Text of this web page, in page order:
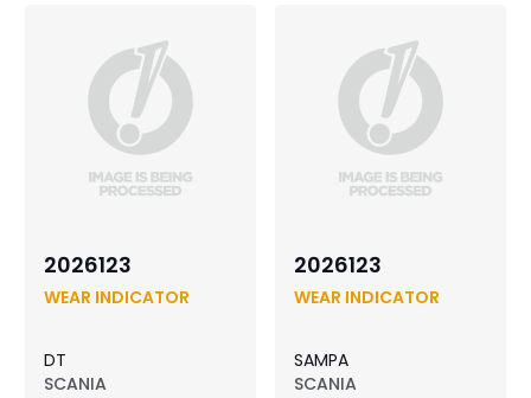
2026123
WEAR INDICATOR
DT
SCANIA
2026123
WEAR INDICATOR
SAMPA
SCANIA